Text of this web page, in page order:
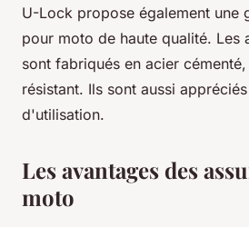
U-Lock propose également une
pour moto de haute qualité. Les
sont fabriqués en acier
résistant. Ils sont aussi
d'utilisation.
Les avantages des
moto